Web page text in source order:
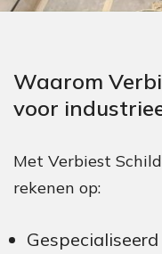
Waarom
voor
Met Verbiest
rekenen op: